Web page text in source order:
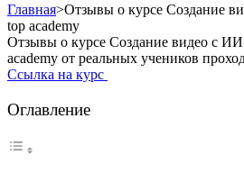
Главная>Отзывы о курсе Создание
top academy
Отзывы о курсе Создание видео с ИИ
academy от реальных учеников
Ссылка на курс
Оглавление